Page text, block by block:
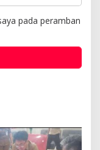
pada peramban